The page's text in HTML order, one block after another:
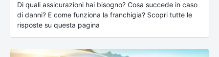
Di quali assicurazioni hai bisogno? Cosa succede in caso
di danni? E come funziona la franchigia? Scopri tutte le
risposte su questa pagina